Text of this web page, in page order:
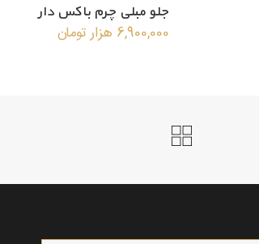
جلو مبلی چرم باکس دار
6,900,000 هزار تومان